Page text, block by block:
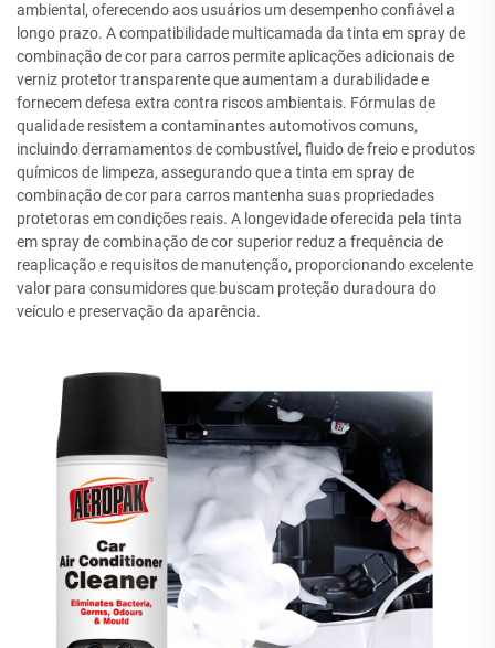
ambiental, oferecendo aos usuários um desempenho confiável a
longo prazo. A compatibilidade multicamada da tinta em spray de
combinação de cor para carros permite aplicações adicionais de
verniz protetor transparente que aumentam a durabilidade e
fornecem defesa extra contra riscos ambientais. Fórmulas de
qualidade resistem a contaminantes automotivos comuns,
incluindo derramamentos de combustível, fluido de freio e produtos
químicos de limpeza, assegurando que a tinta em spray de
combinação de cor para carros mantenha suas propriedades
protetoras em condições reais. A longevidade oferecida pela tinta
em spray de combinação de cor superior reduz a frequência de
reaplicação e requisitos de manutenção, proporcionando excelente
valor para consumidores que buscam proteção duradoura do
veículo e preservação da aparência.